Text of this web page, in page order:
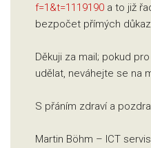
f=1&t=1119190 a to již
bezpočet přímých
Děkuji za mail; pokud
udělat, neváhejte se na
S přáním zdraví a
Martin Böhm – ICT